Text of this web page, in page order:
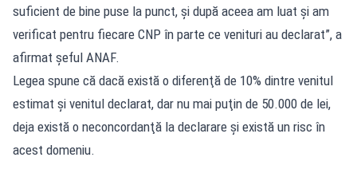
suficient de bine puse la punct, şi după aceea am luat şi am
verificat pentru fiecare CNP în parte ce venituri au declarat”, a
afirmat şeful ANAF.
Legea spune că dacă există o diferenţă de 10% dintre venitul
estimat şi venitul declarat, dar nu mai puţin de 50.000 de lei,
deja există o neconcordanţă la declarare şi există un risc în
acest domeniu.